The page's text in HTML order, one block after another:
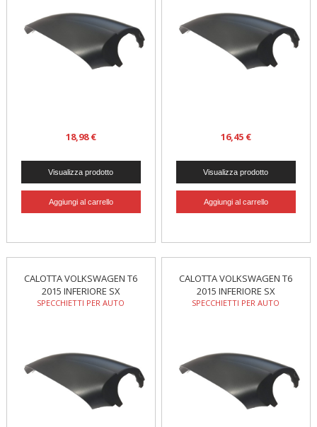
18,98 € 16,45 €
CALOTTA VOLKSWAGEN T6
2015 INFERIORE SX
SPECCHIETTI PER AUTO
CALOTTA VOLKSWAGEN T6
2015 INFERIORE SX
SPECCHIETTI PER AUTO